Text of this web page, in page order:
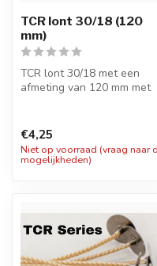
TCR lont 30/18 (120
mm)
TCR lont 30/18 met een
afmeting van 120 mm met
€4,25
Niet op voorraad (vraag naar
mogelijkheden)